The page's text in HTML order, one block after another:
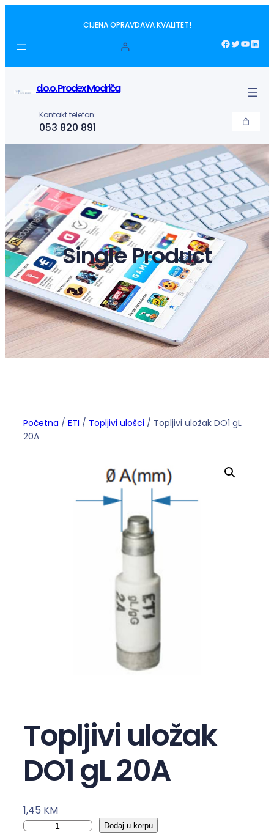
sadržaj
CIJENA OPRAVDAVA KVALITET!
Facebook Twitter YouTube LinkedIn
d.o.o. Prodex Modriča
Kontakt telefon:
053 820 891
Single Product
Početna / ETI / Topljivi ulošci / Topljivi uložak DO1 gL
20A
Topljivi uložak
DO1 gL 20A
1,45 KM
T
Dodaj u korpu